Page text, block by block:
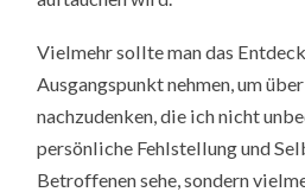
Vielmehr sollte man das
Ausgangspunkt nehmen, um
nachzudenken, die ich nicht
persönliche Fehlstellung und
Betroffenen sehe, sondern